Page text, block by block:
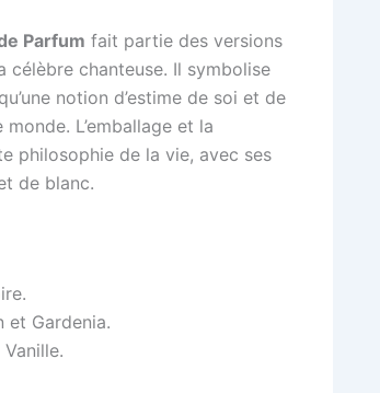
Parfum fait partie des versions
célèbre chanteuse. Il symbolise
notion d’estime de soi et de
L’emballage et la
philosophie de la vie, avec ses
de blanc.
et Gardenia.